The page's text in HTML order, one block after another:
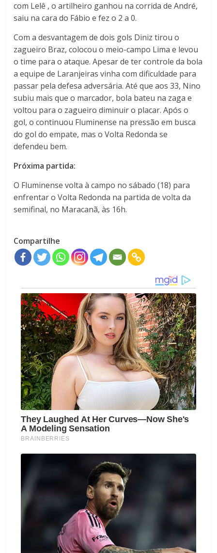
com Lelê , o artilheiro ganhou na corrida de André,
saiu na cara do Fábio e fez o 2 a 0.
Com a desvantagem de dois gols Diniz tirou o
zagueiro Braz, colocou o meio-campo Lima e levou
o time para o ataque. Apesar de ter controle da bola
a equipe de Laranjeiras vinha com dificuldade para
passar pela defesa adversária. Até que aos 33, Nino
subiu mais que o marcador, bola bateu na zaga e
voltou para o zagueiro diminuir o placar. Após o
gol, o continuou Fluminense na pressão em busca
do gol do empate, mas o Volta Redonda se
defendeu bem.
Próxima partida:
O Fluminense volta à campo no sábado (18) para
enfrentar o Volta Redonda na partida de volta da
semifinal, no Maracanã, às 16h.
Compartilhe